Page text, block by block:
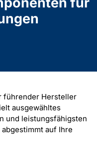
führender Hersteller
ausgewähltes
und leistungsfähigsten
auf Ihre